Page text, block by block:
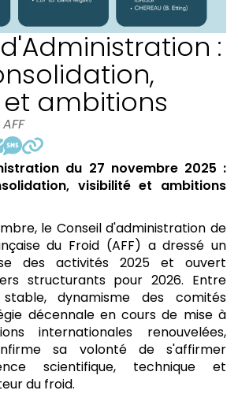
:
ambitions
Publié
par
AFF
du 27 novembre 2025 :
visibilité et ambitions
le Conseil d'administration de
du Froid (AFF) a dressé un
des activités 2025 et ouvert
structurants pour 2026. Entre
dynamisme des comités
décennale en cours de mise à
internationales renouvelées,
sa volonté de s'affirmer
scientifique, technique et
du froid.